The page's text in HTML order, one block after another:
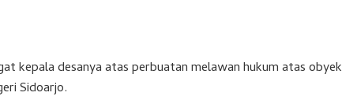
kepala desanya atas perbuatan melawan hukum atas obyek
Sidoarjo.